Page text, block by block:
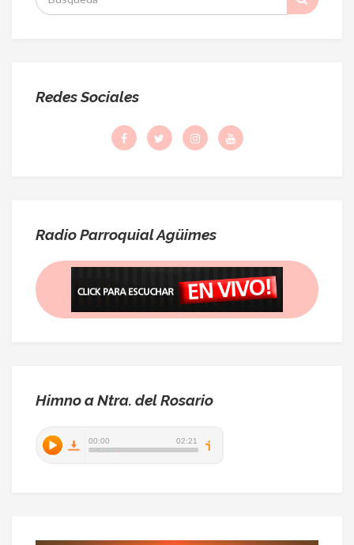
:
Redes Sociales
Radio Parroquial Agüimes
Himno a Ntra. del Rosario